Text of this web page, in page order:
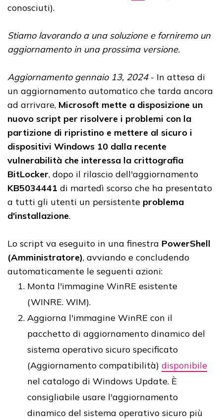
conosciuti).
Stiamo lavorando a una soluzione e forniremo un
aggiornamento in una prossima versione.
Aggiornamento gennaio 13, 2024- In attesa di
un aggiornamento automatico che tarda ancora
ad arrivare, Microsoft mette a disposizione un
nuovo script per risolvere i problemi con la
partizione di ripristino e mettere al sicuro i
dispositivi Windows 10 dalla recente
vulnerabilità che interessa la crittografia
BitLocker, dopo il rilascio dell'aggiornamento
KB5034441 di martedì scorso che ha presentato
a tutti gli utenti un persistente problema
d'installazione.
Lo script va eseguito in una finestra PowerShell
(Amministratore), avviando e concludendo
automaticamente le seguenti azioni:
Monta l'immagine WinRE esistente
(WINRE. WIM).
Aggiorna l'immagine WinRE con il
pacchetto di aggiornamento dinamico del
sistema operativo sicuro specificato
(Aggiornamento compatibilità) disponibile
nel catalogo di Windows Update. È
consigliabile usare l'aggiornamento
dinamico del sistema operativo sicuro più